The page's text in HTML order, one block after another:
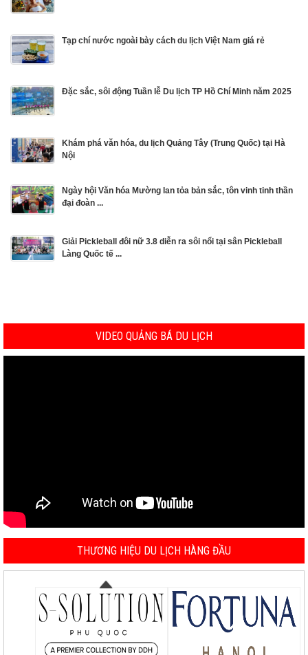
Tạp chí nước ngoài bày cách du lịch Việt Nam giá rẻ
Đặc sắc, sôi động Tuần lễ Du lịch TP Hồ Chí Minh năm 2025
Khám phá văn hóa, du lịch Quảng Tây (Trung Quốc) tại Hà
Nội
Ngày hội Văn hóa Mường lan tỏa bản sắc, tôn vinh tinh thần
đại đoàn ...
Giải Pickleball đôi nữ 3.8 diễn ra sôi nổi tại sân Pickleball
Làng Quốc tế ...
VIDEO QUẢNG BÁ DU LỊCH
THƯƠNG HIỆU DU LỊCH HÀNG ĐẦU